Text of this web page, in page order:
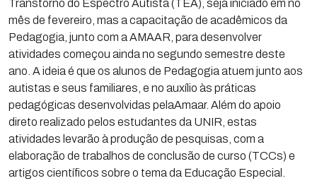
Transtorno do Espectro Autista (TEA), seja iniciado em no
mês de fevereiro, mas a capacitação de acadêmicos da
Pedagogia, junto com a AMAAR, para desenvolver
atividades começou ainda no segundo semestre deste
ano. A ideia é que os alunos de Pedagogia atuem junto aos
autistas e seus familiares, e no auxílio às práticas
pedagógicas desenvolvidas pelaAmaar. Além do apoio
direto realizado pelos estudantes da UNIR, estas
atividades levarão à produção de pesquisas, com a
elaboração de trabalhos de conclusão de curso (TCCs) e
artigos científicos sobre o tema da Educação Especial.